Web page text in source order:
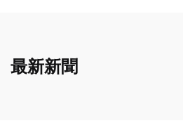
最新新聞